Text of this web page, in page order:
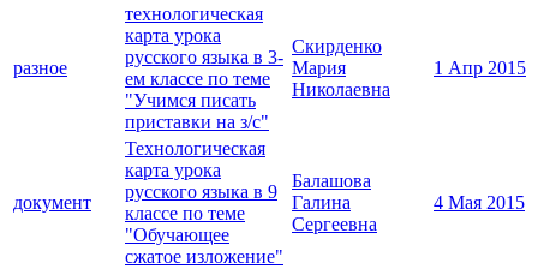
разное
технологическая
карта урока
русского языка в 3-
ем классе по теме
"Учимся писать
приставки на з/с"
Скирденко
Мария
Николаевна
1 Апр 2015
документ
Технологическая
карта урока
русского языка в 9
классе по теме
"Обучающее
сжатое изложение"
Балашова
Галина
Сергеевна
4 Мая 2015